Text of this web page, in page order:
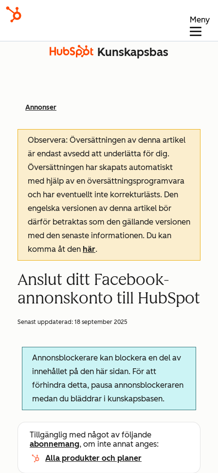
Meny
Kunskapsbas
Annonser
Observera: Översättningen av denna artikel
är endast avsedd att underlätta för dig.
Översättningen har skapats automatiskt
med hjälp av en översättningsprogramvara
och har eventuellt inte korrekturlästs. Den
engelska versionen av denna artikel bör
därför betraktas som den gällande versionen
med den senaste informationen. Du kan
komma åt den här.
Anslut ditt Facebook-
annonskonto till HubSpot
Senast uppdaterad: 18 september 2025
Annonsblockerare kan blockera en del av
innehållet på den här sidan. För att
förhindra detta, pausa annonsblockeraren
medan du bläddrar i kunskapsbasen.
Tillgänglig med något av följande
abonnemang, om inte annat anges:
Alla produkter och planer